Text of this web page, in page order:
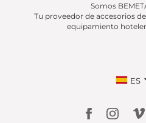
Somos
Tu proveedor de accesorios
equipamiento
ES